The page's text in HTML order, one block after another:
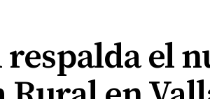
respalda el